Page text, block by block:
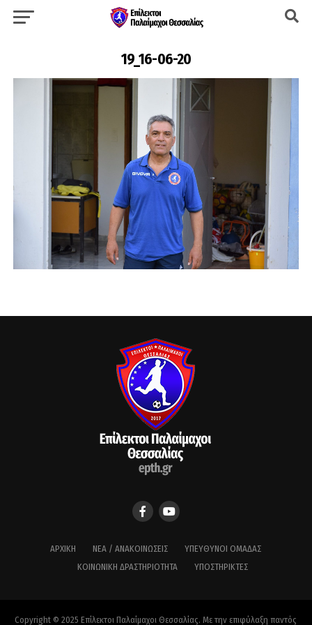
19_16-06-20
ΑΡΧΙΚΉ ΝΈΑ / ΑΝΑΚΟΙΝΏΣΕΙΣ
ΥΠΕΎΘΥΝΟΙ ΟΜΆΔΑΣ
ΚΟΙΝΩΝΙΚΉ ΔΡΑΣΤΗΡΙΌΤΗΤΑ
ΥΠΟΣΤΗΡΙΚΤΈΣ
Copyright © 2025 Επίλεκτοι Παλαίμαχοι Θεσσαλίας. Με την επιφύλαξη παντός